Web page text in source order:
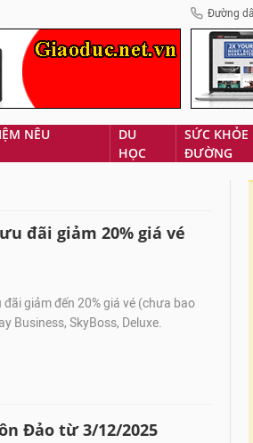
Đường
NÊU
DU
HỌC
SỨC KHỎE
ĐƯỜNG
đãi giảm 20% giá vé
giảm đến 20% giá vé (chưa bao
Business, SkyBoss, Deluxe.
Đảo từ 3/12/2025